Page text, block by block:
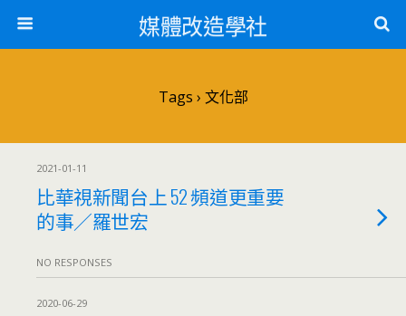
媒體改造學社
Tags › 文化部
2021-01-11
比華視新聞台上 52 頻道更重要
的事／羅世宏
NO RESPONSES
2020-06-29